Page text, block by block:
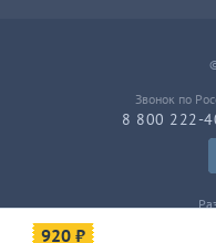
920 ₽
Звонок по
8 800 222-